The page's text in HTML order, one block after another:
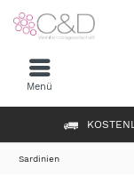
Menü
Sardinien